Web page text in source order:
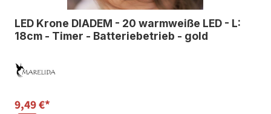
LED Krone DIADEM - 20 warmweiße LED - L:
18cm - Timer - Batteriebetrieb - gold
9,49 €*